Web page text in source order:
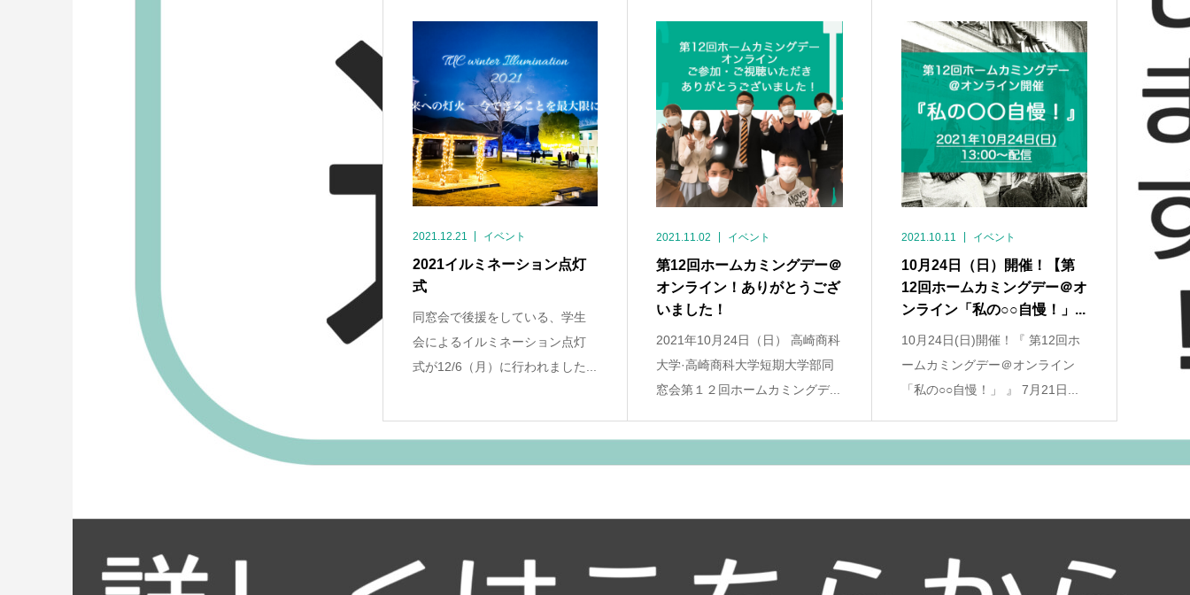
2021.12.21 イベント
2021イルミネーション点灯
式
同窓会で後援をしている、学生
会によるイルミネーション点灯
式が12/6（月）に行われました...
2021.11.02 イベント
第12回ホームカミングデー＠
オンライン！ありがとうござ
いました！
2021年10月24日（日） 高崎商科
大学·高崎商科大学短期大学部同
窓会第１２回ホームカミングデ...
2021.10.11 イベント
10月24日（日）開催！【第
12回ホームカミングデー＠オ
ンライン「私の○○自慢！」...
10月24日(日)開催！『 第12回ホ
ームカミングデー＠オンライン
「私の○○自慢！」 』 7月21日...